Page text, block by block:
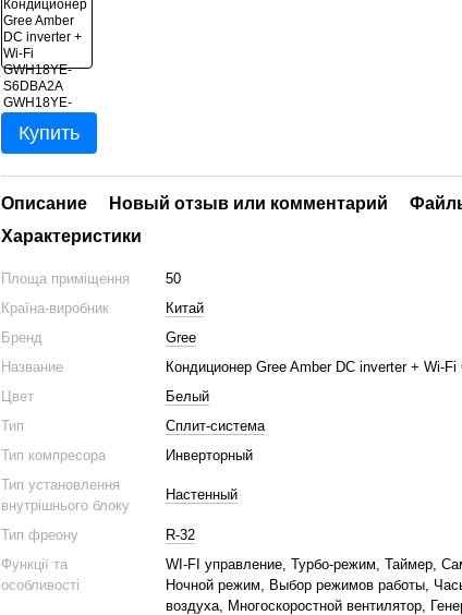
Купить
Описание Новый отзыв или комментарий
Характеристики
Площа приміщення
50
Країна-виробник
Китай
Бренд
Gree
Название
Кондиционер Gree Amber DC inverter + Wi-
Цвет
Белый
Тип
Сплит-система
Тип компресора
Инверторный
Тип установлення
внутрішнього блоку
Настенный
Тип фреону
R-32
Функції та
особливості
WI-FI управление, Турбо-режим, Таймер,
Ночной режим, Выбор режимов работы,
воздуха, Многоскоростной вентилятор,